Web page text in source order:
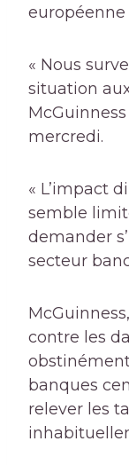
européenne
« Nous
situation
mercredi.
« L’impact
semble
demander
secteur
contre les
banques
relever les